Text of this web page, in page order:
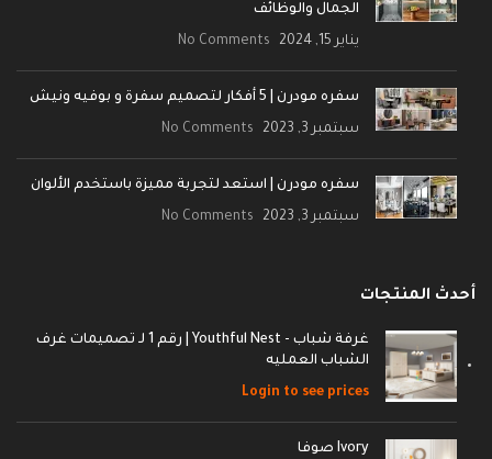
الجمال والوظائف
يناير 15, 2024 No Comments
سفره مودرن | 5 أفكار لتصميم سفرة و بوفيه ونيش
سبتمبر 3, 2023 No Comments
سفره مودرن | استعد لتجربة مميزة باستخدم الألوان
سبتمبر 3, 2023 No Comments
أحدث المنتجات
غرفة شباب - Youthful Nest | رقم 1 لـ تصميمات غرف
الشباب العمليه
Login to see prices
Ivory صوفا